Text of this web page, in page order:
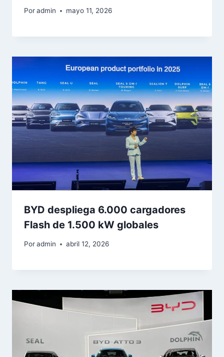
Poradmin mayo 11, 2026
BYD despliega 6.000 cargadores
Flash de 1.500 kW globales
Poradmin abril 12, 2026